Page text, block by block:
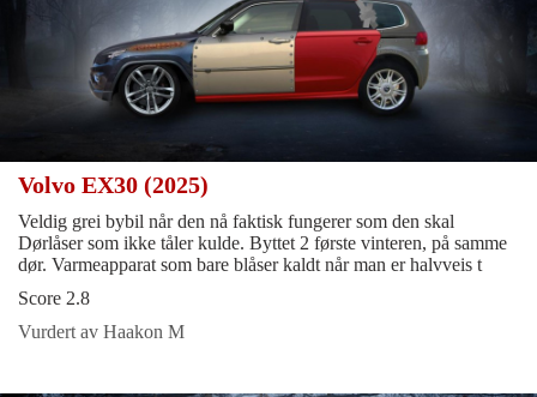
Volvo EX30 (2025)
Veldig grei bybil når den nå faktisk fungerer som den skal
Dørlåser som ikke tåler kulde. Byttet 2 første vinteren, på samme
dør. Varmeapparat som bare blåser kaldt når man er halvveis t
Score 2.8
Vurdert av Haakon M